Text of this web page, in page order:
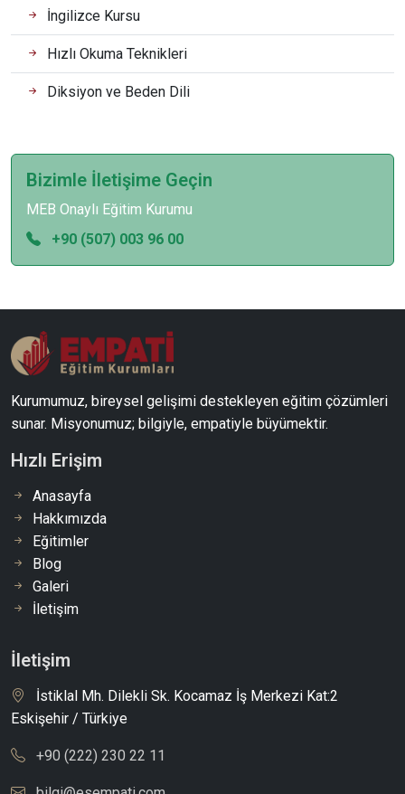
İngilizce Kursu
Hızlı Okuma Teknikleri
Diksiyon ve Beden Dili
Bizimle İletişime Geçin
MEB Onaylı Eğitim Kurumu
+90 (507) 003 96 00
Kurumumuz, bireysel gelişimi destekleyen eğitim çözümleri
sunar. Misyonumuz; bilgiyle, empatiyle büyümektir.
Hızlı Erişim
Anasayfa
Hakkımızda
Eğitimler
Blog
Galeri
İletişim
İletişim
İstiklal Mh. Dilekli Sk. Kocamaz İş Merkezi Kat:2
Eskişehir / Türkiye
+90 (222) 230 22 11